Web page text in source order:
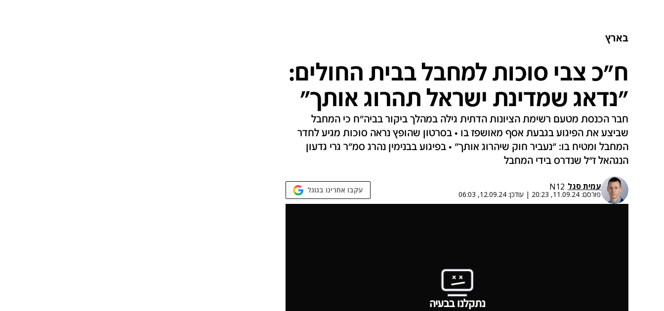
בארץ
ח"כ צבי סוכות למחבל בבית החולים:
"נדאג שמדינת ישראל תהרוג אותך"
חבר הכנסת מטעם רשימת הציונות הדתית גילה במהלך ביקור בביה"ח כי המחבל
שביצע את הפיגוע בגבעת אסף מאושפז בו • בסרטון שהופץ נראה סוכות מגיע לחדר
המחבל ומטיח בו: "נעביר חוק שיהרוג אותך" • בפיגוע בבנימין נהרג סמ"ר גרי גדעון
הנגהאל ז"ל שנדרס בידי המחבל
עמית סגל N12
פורסם: 11.09.24, 20:23
| עודכן: 12.09.24, 06:03 עקבו אחרינו בגוגל
נתקלנו בבעיה